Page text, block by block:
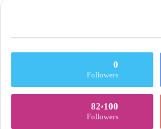
0
Followers
82٬100
Followers